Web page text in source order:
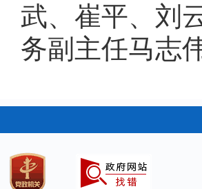
武、崔平、刘
务副主任马志